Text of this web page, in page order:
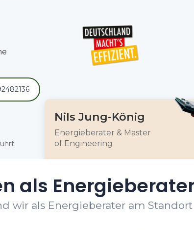
Nils Jung-König
Energieberater & Master
of Engineering
als
wir als Energieberater am